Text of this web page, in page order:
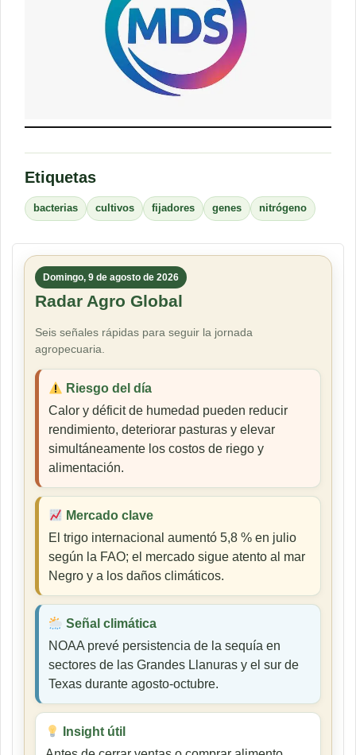
Etiquetas
bacterias cultivos fijadores genes nitrógeno
Domingo, 9 de agosto de 2026
Radar Agro Global
Seis señales rápidas para seguir la jornada
agropecuaria.
Riesgo del día
Calor y déficit de humedad pueden reducir
rendimiento, deteriorar pasturas y elevar
simultáneamente los costos de riego y
alimentación.
Mercado clave
El trigo internacional aumentó 5,8 % en julio
según la FAO; el mercado sigue atento al mar
Negro y a los daños climáticos.
Señal climática
NOAA prevé persistencia de la sequía en
sectores de las Grandes Llanuras y el sur de
Texas durante agosto-octubre.
Insight útil